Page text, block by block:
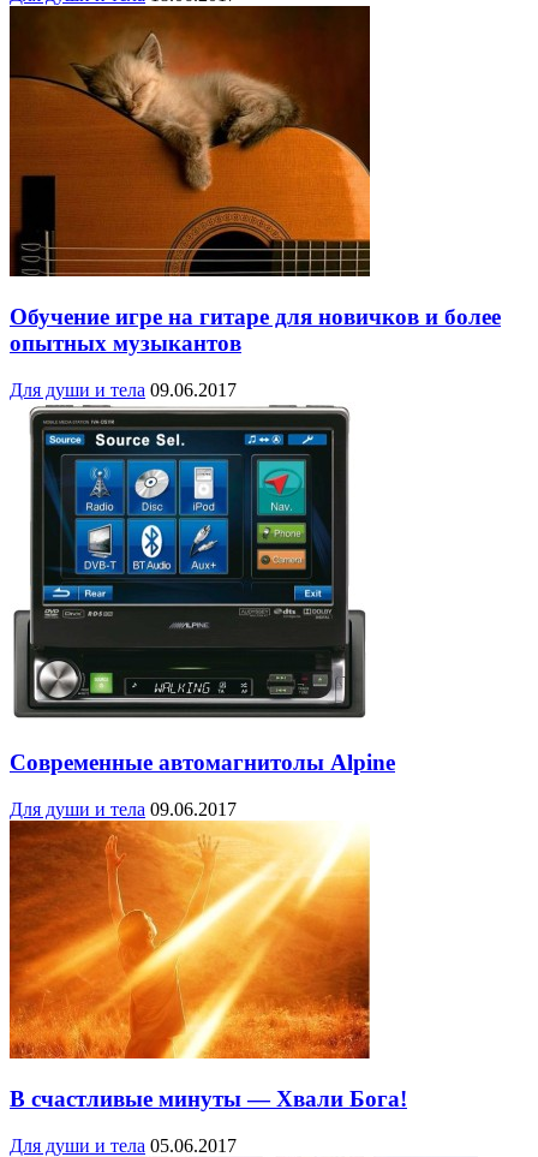
Обучение игре на гитаре для новичков и более
опытных музыкантов
Для души и тела 09.06.2017
Современные автомагнитолы Alpine
Для души и тела 09.06.2017
В счастливые минуты — Хвали Бога!
Для души и тела 05.06.2017